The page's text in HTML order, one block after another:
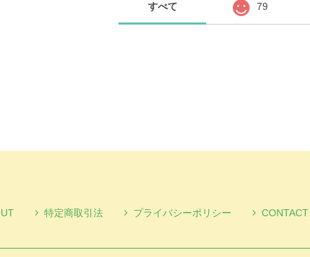
すべて 79
特定商取引法 プライバシーポリシー CONTACT